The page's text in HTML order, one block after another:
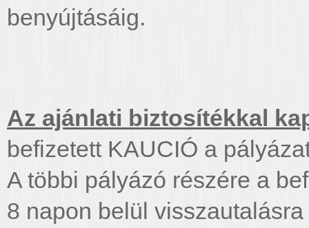
benyújtásáig.
Az ajánlati biztosítékkal
befizetett KAUCIÓ a
A többi pályázó részére a
8 napon belül